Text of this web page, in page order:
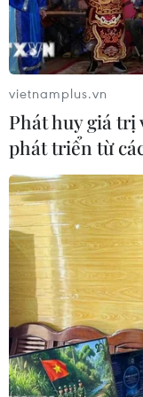
bay
05/08/2026 23:43
Tổng thống Nga
trí các chỉ huy tại
Ukraine
05/08/2026 15:26
vietnamplus.vn
Phát huy giá trị
phát triển từ